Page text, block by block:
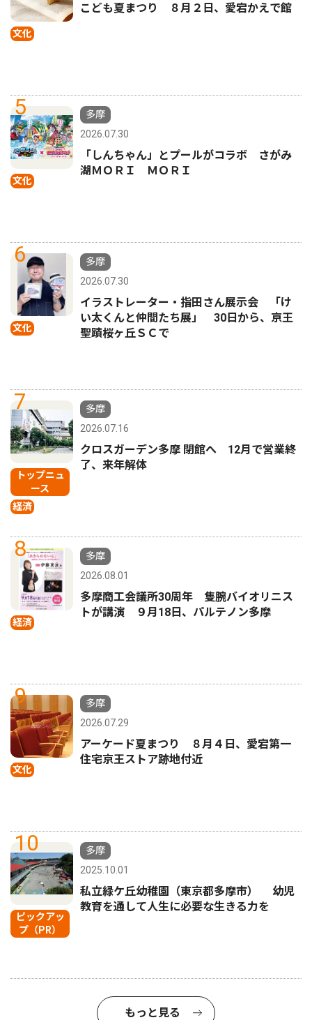
文化
こども夏まつり ８月２日、愛宕かえで館
5
文化
多摩
2026.07.30
「しんちゃん」とプールがコラボ さがみ
湖ＭＯＲＩ ＭＯＲＩ
6
文化
多摩
2026.07.30
イラストレーター・指田さん展示会 「け
い太くんと仲間たち展」 30日から、京王
聖蹟桜ヶ丘ＳＣで
7
トップニュ
ース
経済
多摩
2026.07.16
クロスガーデン多摩 閉館へ 12月で営業終
了、来年解体
8
経済
多摩
2026.08.01
多摩商工会議所30周年 隻腕バイオリニス
トが講演 ９月18日、パルテノン多摩
9
文化
多摩
2026.07.29
アーケード夏まつり ８月４日、愛宕第一
住宅京王ストア跡地付近
10
ピックアッ
プ（PR）
多摩
2025.10.01
私立緑ケ丘幼稚園（東京都多摩市） 幼児
教育を通して人生に必要な生きる力を
もっと見る